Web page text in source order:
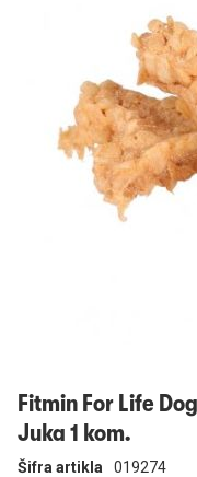
Fitmin For Life
Juka 1 kom.
Šifra artikla 019274